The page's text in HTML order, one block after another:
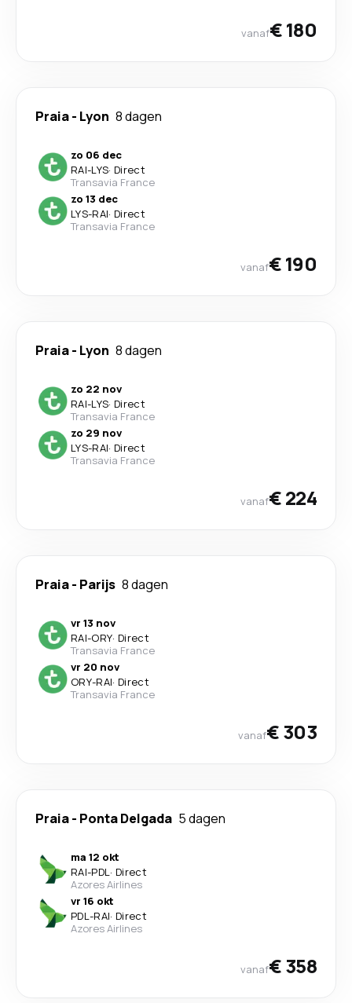
vanaf€ 180
Praia- Lyon 8 dagen
zo 06 dec
RAI-LYS· Direct
Transavia France
zo 13 dec
LYS-RAI· Direct
Transavia France
vanaf€ 190
Praia- Lyon 8 dagen
zo 22 nov
RAI-LYS· Direct
Transavia France
zo 29 nov
LYS-RAI· Direct
Transavia France
vanaf€ 224
Praia- Parijs 8 dagen
vr 13 nov
RAI-ORY· Direct
Transavia France
vr 20 nov
ORY-RAI· Direct
Transavia France
vanaf€ 303
Praia- Ponta Delgada 5 dagen
ma 12 okt
RAI-PDL· Direct
Azores Airlines
vr 16 okt
PDL-RAI· Direct
Azores Airlines
vanaf€ 358